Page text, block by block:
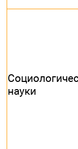
науки